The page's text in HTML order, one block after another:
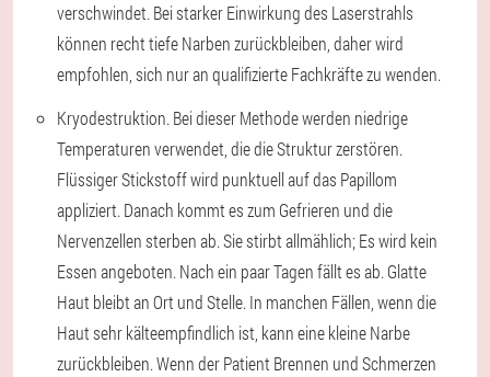
verschwindet. Bei starker Einwirkung des Laserstrahls
können recht tiefe Narben zurückbleiben, daher wird
empfohlen, sich nur an qualifizierte Fachkräfte zu wenden.
Kryodestruktion. Bei dieser Methode werden niedrige
Temperaturen verwendet, die die Struktur zerstören.
Flüssiger Stickstoff wird punktuell auf das Papillom
appliziert. Danach kommt es zum Gefrieren und die
Nervenzellen sterben ab. Sie stirbt allmählich; Es wird kein
Essen angeboten. Nach ein paar Tagen fällt es ab. Glatte
Haut bleibt an Ort und Stelle. In manchen Fällen, wenn die
Haut sehr kälteempfindlich ist, kann eine kleine Narbe
zurückbleiben. Wenn der Patient Brennen und Schmerzen